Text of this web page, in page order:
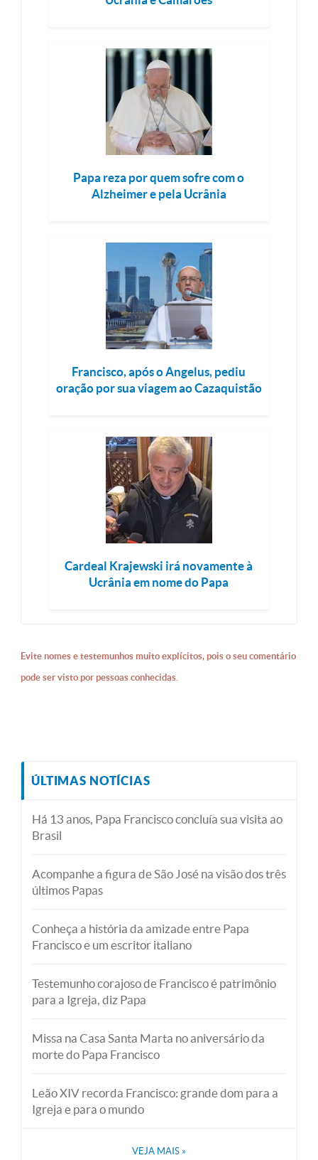
Papa reza por quem sofre com o
Alzheimer e pela Ucrânia
Francisco, após o Angelus, pediu
oração por sua viagem ao Cazaquistão
Cardeal Krajewski irá novamente à
Ucrânia em nome do Papa
Evite nomes e testemunhos muito explícitos, pois o seu comentário
pode ser visto por pessoas conhecidas.
ÚLTIMAS NOTÍCIAS
Há 13 anos, Papa Francisco concluía sua visita ao
Brasil
Acompanhe a figura de São José na visão dos três
últimos Papas
Conheça a história da amizade entre Papa
Francisco e um escritor italiano
Testemunho corajoso de Francisco é patrimônio
para a Igreja, diz Papa
Missa na Casa Santa Marta no aniversário da
morte do Papa Francisco
Leão XIV recorda Francisco: grande dom para a
Igreja e para o mundo
VEJA MAIS »